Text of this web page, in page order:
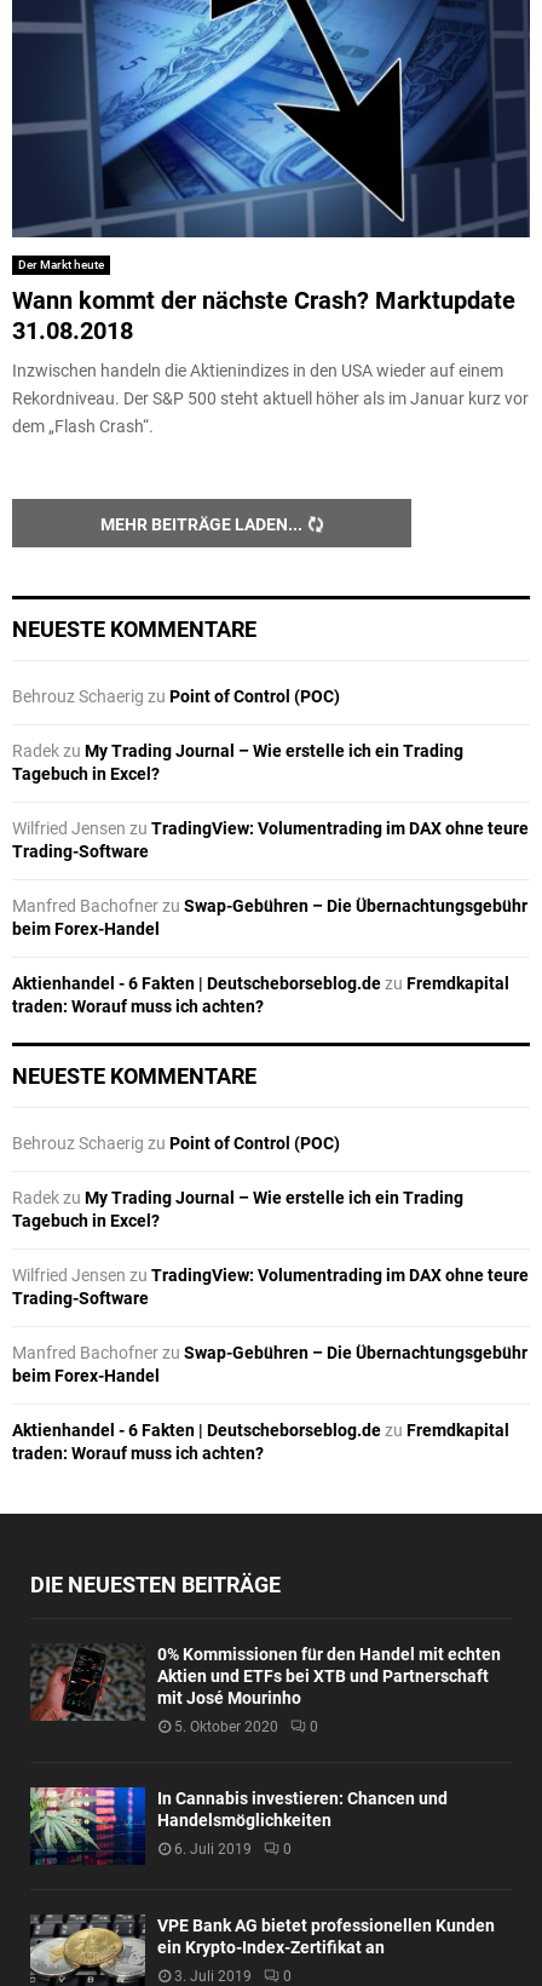
Der Markt heute
Wann kommt der nächste Crash? Marktupdate
31.08.2018
Inzwischen handeln die Aktienindizes in den USA wieder auf einem
Rekordniveau. Der S&P 500 steht aktuell höher als im Januar kurz vor
dem „Flash Crash“.
MEHR BEITRÄGE LADEN
NEUESTE KOMMENTARE
Behrouz Schaerig zu Point of Control (POC)
Radekzu My Trading Journal – Wie erstelle ich ein Trading
Tagebuch in Excel?
Wilfried Jensen zu TradingView: Volumentrading im DAX ohne teure
Trading-Software
Manfred Bachofnerzu Swap-Gebühren – Die Übernachtungsgebühr
beim Forex-Handel
Aktienhandel - 6 Fakten | Deutscheborseblog.dezu Fremdkapital
traden: Worauf muss ich achten?
NEUESTE KOMMENTARE
Behrouz Schaerig zu Point of Control (POC)
Radekzu My Trading Journal – Wie erstelle ich ein Trading
Tagebuch in Excel?
Wilfried Jensen zu TradingView: Volumentrading im DAX ohne teure
Trading-Software
Manfred Bachofnerzu Swap-Gebühren – Die Übernachtungsgebühr
beim Forex-Handel
Aktienhandel - 6 Fakten | Deutscheborseblog.dezu Fremdkapital
traden: Worauf muss ich achten?
DIE NEUESTEN BEITRÄGE
0% Kommissionen für den Handel mit echten
Aktien und ETFs bei XTB und Partnerschaft
mit José Mourinho
5. Oktober 2020 0
In Cannabis investieren: Chancen und
Handelsmöglichkeiten
6. Juli 2019 0
VPE Bank AG bietet professionellen Kunden
ein Krypto-Index-Zertifikat an
3. Juli 2019 0